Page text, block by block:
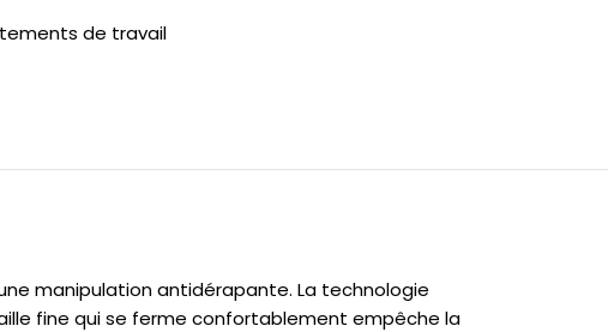
de travail
manipulation antidérapante. La technologie
fine qui se ferme confortablement empêche la